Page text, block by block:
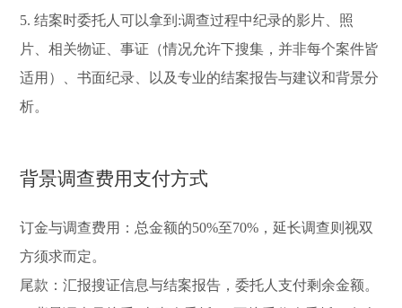
5. 结案时委托人可以拿到:调查过程中纪录的影片、照
片、相关物证、事证（情况允许下搜集，并非每个案件皆
适用）、书面纪录、以及专业的结案报告与建议和背景分
析。
背景调查费用支付方式
订金与调查费用：总金额的50%至70%，延长调查则视双
方须求而定。
尾款：汇报搜证信息与结案报告，委托人支付剩余金额。